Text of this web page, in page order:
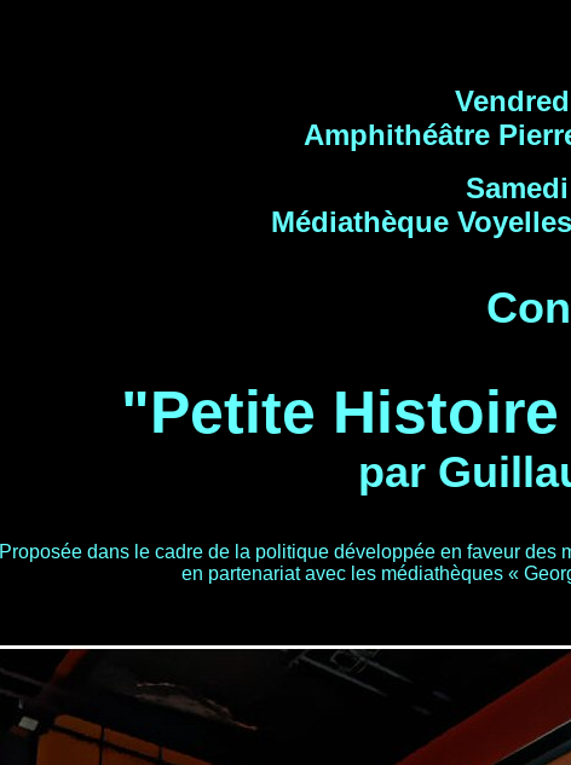
Amphithéâtre
Médiathèque
"Petite
par
Proposée dans le cadre de la politique développée en faveur des
en partenariat avec les médiathèques «